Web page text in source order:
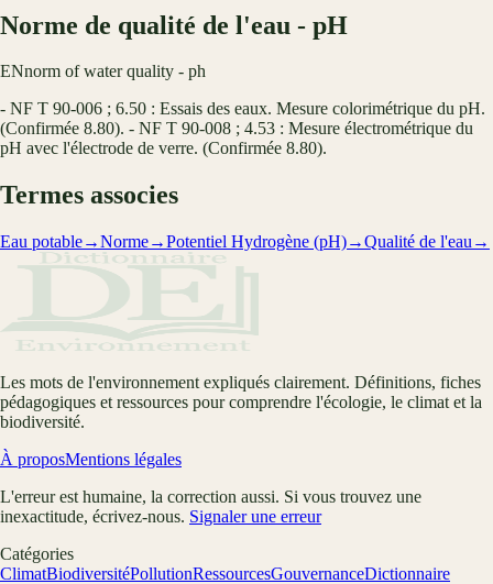
Norme de qualité de l'eau - pH
ENnorm of water quality - ph
- NF T 90-006 ; 6.50 : Essais des eaux. Mesure colorimétrique du pH.
(Confirmée 8.80). - NF T 90-008 ; 4.53 : Mesure électrométrique du
pH avec l'électrode de verre. (Confirmée 8.80).
Termes associes
Eau potable→Norme→Potentiel Hydrogène (pH)→Qualité de l'eau →
Les mots de l'environnement expliqués clairement. Définitions, fiches
pédagogiques et ressources pour comprendre l'écologie, le climat et la
biodiversité.
À proposMentions légales
L'erreur est humaine, la correction aussi. Si vous trouvez une
inexactitude, écrivez-nous. Signaler une erreur
Catégories
ClimatBiodiversitéPollutionRessourcesGouvernanceDictionnaire